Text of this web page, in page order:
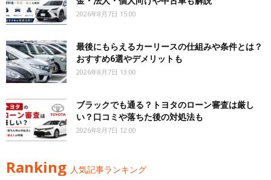
2026年8月7日 15:00
最後にもらえるカーリースの仕組みや条件とは？
おすすめ6選やデメリットも
2026年8月7日 13:00
ブラックでも通る？トヨタのローン審査は厳し
い？口コミや落ちた後の対処法も
2026年8月7日 12:00
Ranking 人気記事ランキング